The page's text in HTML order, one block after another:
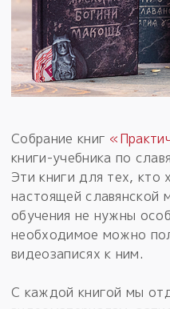
Собрание книг
книги-учебника по
Эти книги для тех, кто
настоящей славянской
обучения не нужны
необходимое можно
видеозаписях к ним.
С каждой книгой мы